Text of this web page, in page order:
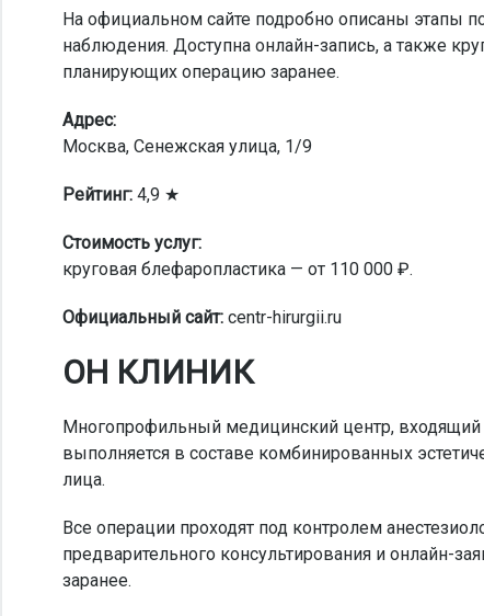
На официальном сайте подробно описаны этапы
наблюдения. Доступна онлайн-запись, а также
планирующих операцию заранее.
Адрес:
Москва, Сенежская улица, 1/9
Рейтинг: 4,9 ★
Стоимость услуг:
круговая блефаропластика — от 110 000 ₽.
Официальный сайт: centr-hirurgii.ru
ОН КЛИНИК
Многопрофильный медицинский центр, входящий
выполняется в составе комбинированных
лица.
Все операции проходят под контролем
предварительного консультирования и онлайн-
заранее.